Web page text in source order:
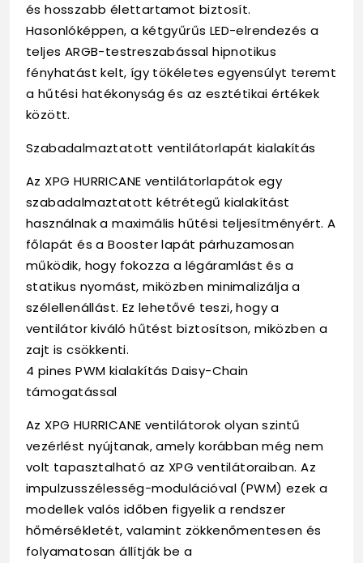
és hosszabb élettartamot biztosít.
Hasonlóképpen, a kétgyűrűs LED-elrendezés a
teljes ARGB-testreszabással hipnotikus
fényhatást kelt, így tökéletes egyensúlyt teremt
a hűtési hatékonyság és az esztétikai értékek
között.
Szabadalmaztatott ventilátorlapát kialakítás
Az XPG HURRICANE ventilátorlapátok egy
szabadalmaztatott kétrétegű kialakítást
használnak a maximális hűtési teljesítményért. A
főlapát és a Booster lapát párhuzamosan
működik, hogy fokozza a légáramlást és a
statikus nyomást, miközben minimalizálja a
szélellenállást. Ez lehetővé teszi, hogy a
ventilátor kiváló hűtést biztosítson, miközben a
zajt is csökkenti.
4 pines PWM kialakítás Daisy-Chain
támogatással
Az XPG HURRICANE ventilátorok olyan szintű
vezérlést nyújtanak, amely korábban még nem
volt tapasztalható az XPG ventilátoraiban. Az
impulzusszélesség-modulációval (PWM) ezek a
modellek valós időben figyelik a rendszer
hőmérsékletét, valamint zökkenőmentesen és
folyamatosan állítják be a